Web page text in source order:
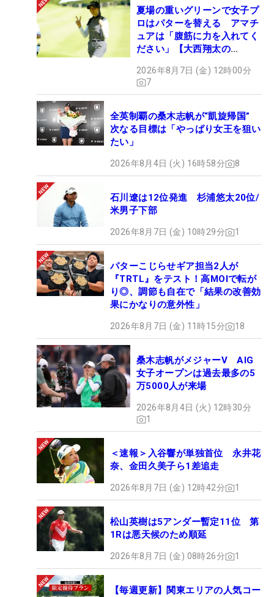
夏場の重いグリーンで女子プ
ロはパターを替える アマチ
ュアは「腹筋に力を入れてく
ださい」【大西翔太の
2026年8月7日 (金) 12時00分
7
全英制覇の桑木志帆が“凱旋帰国”
次なる目標は「やっぱり女王を狙い
たい」
2026年8月4日 (火) 16時58分 8
石川遼は12位発進 杉浦悠太20位/
米男子下部
2026年8月7日 (金) 10時29分 1
パターこじらせギア担当2人が
『TRTL』をテスト！高MOIで転が
り◎、調節も自在で「結果の改善効
果にかなりの意外性」
2026年8月7日 (金) 11時15分 18
桑木志帆がメジャーV AIG
女子オープンは過去最多の5
万5000人が来場
2026年8月4日 (火) 12時30分
1
＜速報＞入谷響が単独首位 永井花
奈、金田久美子ら1差追走
2026年8月7日 (金) 12時42分 1
松山英樹は5アンダー暫定11位 第
1Rは悪天候のため順延
2026年8月7日 (金) 08時26分 1
【毎週更新】関東エリアの人気コー